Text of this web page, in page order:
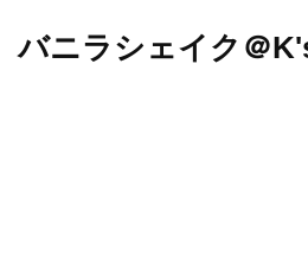
バニラシェイク＠